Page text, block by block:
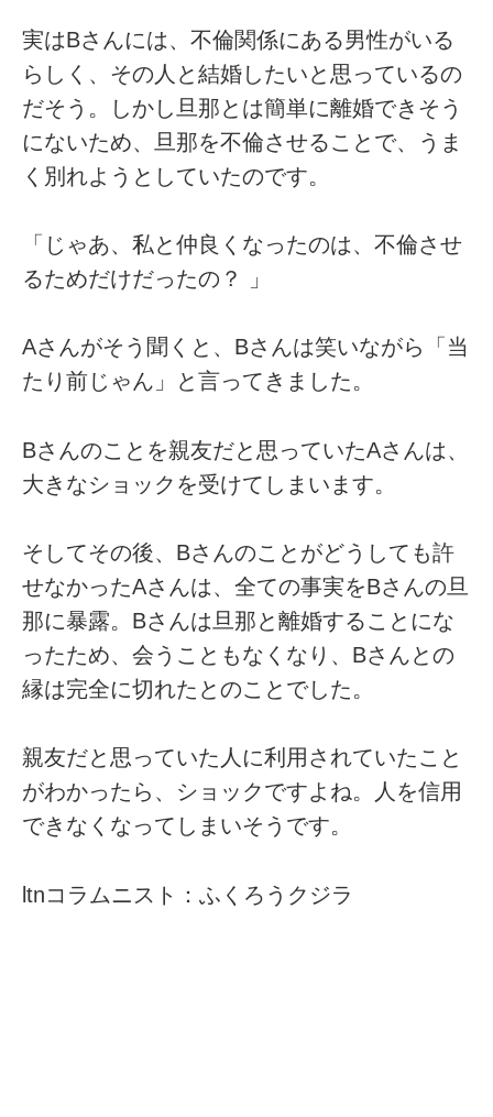
実はBさんには、不倫関係にある男性がいる
らしく、その人と結婚したいと思っているの
だそう。しかし旦那とは簡単に離婚できそう
にないため、旦那を不倫させることで、うま
く別れようとしていたのです。
「じゃあ、私と仲良くなったのは、不倫させ
るためだけだったの？ 」
Aさんがそう聞くと、Bさんは笑いながら「当
たり前じゃん」と言ってきました。
Bさんのことを親友だと思っていたAさんは、
大きなショックを受けてしまいます。
そしてその後、Bさんのことがどうしても許
せなかったAさんは、全ての事実をBさんの旦
那に暴露。Bさんは旦那と離婚することにな
ったため、会うこともなくなり、Bさんとの
縁は完全に切れたとのことでした。
親友だと思っていた人に利用されていたこと
がわかったら、ショックですよね。人を信用
できなくなってしまいそうです。
ltnコラムニスト：ふくろうクジラ